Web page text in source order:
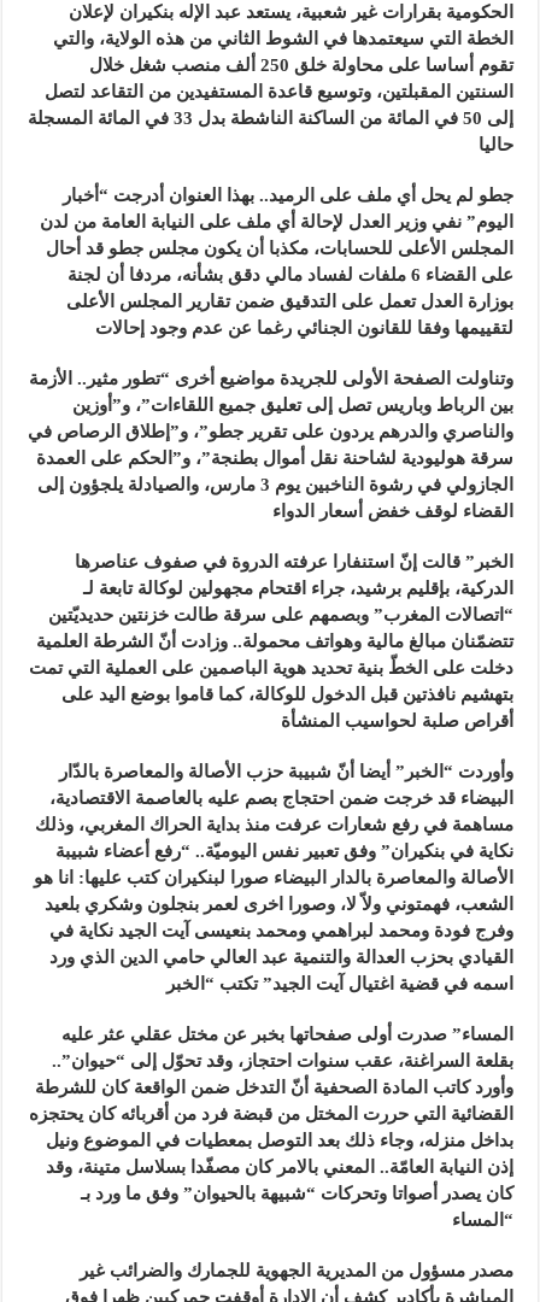
الحكومية بقرارات غير شعبية، يستعد عبد الإله بنكيران لإعلان
الخطة التي سيعتمدها في الشوط الثاني من هذه الولاية، والتي
تقوم أساسا على محاولة خلق 250 ألف منصب شغل خلال
السنتين المقبلتين، وتوسيع قاعدة المستفيدين من التقاعد لتصل
إلى 50 في المائة من الساكنة الناشطة بدل 33 في المائة المسجلة
حاليا
جطو لم يحل أي ملف على الرميد.. بهذا العنوان أدرجت “أخبار
اليوم” نفي وزير العدل لإحالة أي ملف على النيابة العامة من لدن
المجلس الأعلى للحسابات، مكذبا أن يكون مجلس جطو قد أحال
على القضاء 6 ملفات لفساد مالي دقق بشأنه، مردفا أن لجنة
بوزارة العدل تعمل على التدقيق ضمن تقارير المجلس الأعلى
لتقييمها وفقا للقانون الجنائي رغما عن عدم وجود إحالات
وتناولت الصفحة الأولى للجريدة مواضيع أخرى “تطور مثير.. الأزمة
بين الرباط وباريس تصل إلى تعليق جميع اللقاءات”، و”أوزين
والناصري والدرهم يردون على تقرير جطو”، و”إطلاق الرصاص في
سرقة هوليودية لشاحنة نقل أموال بطنجة”، و”الحكم على العمدة
الجازولي في رشوة الناخبين يوم 3 مارس، والصيادلة يلجؤون إلى
القضاء لوقف خفض أسعار الدواء
الخبر” قالت إنّ استنفارا عرفته الدروة في صفوف عناصرها
الدركية، بإقليم برشيد، جراء اقتحام مجهولين لوكالة تابعة لـ
“اتصالات المغرب” وبصمهم على سرقة طالت خزنتين حديديّتين
تتضمّنان مبالغ مالية وهواتف محمولة.. وزادت أنّ الشرطة العلمية
دخلت على الخطّ بنية تحديد هوية الباصمين على العملية التي تمت
بتهشيم نافذتين قبل الدخول للوكالة، كما قاموا بوضع اليد على
أقراص صلبة لحواسيب المنشأة
وأوردت “الخبر” أيضا أنّ شبيبة حزب الأصالة والمعاصرة بالدّار
البيضاء قد خرجت ضمن احتجاج بصم عليه بالعاصمة الاقتصادية،
مساهمة في رفع شعارات عرفت منذ بداية الحراك المغربي، وذلك
نكاية في بنكيران” وفق تعبير نفس اليوميّة.. “رفع أعضاء شبيبة
الأصالة والمعاصرة بالدار البيضاء صورا لبنكيران كتب عليها: انا هو
الشعب، فهمتوني ولاّ لا، وصورا اخرى لعمر بنجلون وشكري بلعيد
وفرج فودة ومحمد لبراهمي ومحمد بنعيسى آيت الجيد نكاية في
القيادي بحزب العدالة والتنمية عبد العالي حامي الدين الذي ورد
اسمه في قضية اغتيال آيت الجيد” تكتب “الخبر
المساء” صدرت أولى صفحاتها بخبر عن مختل عقلي عثر عليه
بقلعة السراغنة، عقب سنوات احتجاز، وقد تحوّل إلى “حيوان”..
وأورد كاتب المادة الصحفية أنّ التدخل ضمن الواقعة كان للشرطة
القضائية التي حررت المختل من قبضة فرد من أقربائه كان يحتجزه
بداخل منزله، وجاء ذلك بعد التوصل بمعطيات في الموضوع ونيل
إذن النيابة العامّة.. المعني بالامر كان مصفّدا بسلاسل متينة، وقد
كان يصدر أصواتا وتحركات “شبيهة بالحيوان” وفق ما ورد بـ
“المساء
مصدر مسؤول من المديرية الجهوية للجمارك والضرائب غير
المباشرة بأكادير كشف أن الإدارة أوقفت جمركيين ظهرا فوق